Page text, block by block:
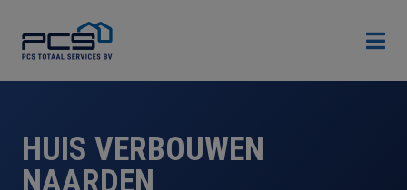

HUIS VERBOUWEN
NAARDEN